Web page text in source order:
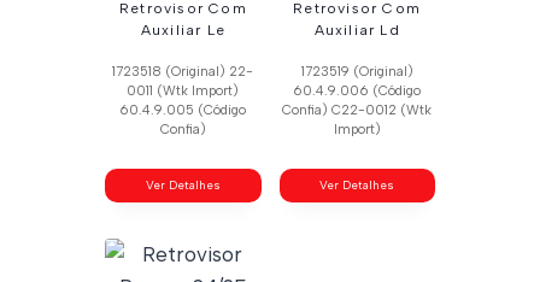
Retrovisor Com
Auxiliar Le
1723518 (Original) 22-
0011 (Wtk Import)
60.4.9.005 (Código
Confia)
Ver Detalhes
Retrovisor Com
Auxiliar Ld
1723519 (Original)
60.4.9.006 (Código
Confia) C22-0012 (Wtk
Import)
Ver Detalhes